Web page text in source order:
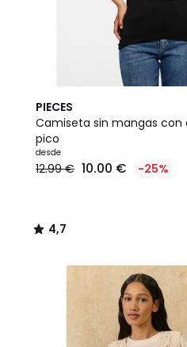
PIECES
Camiseta sin mangas con
pico
desde
12.99 € 10.00 € -25%
4,7
/ 5
2
Colores
4,7
/